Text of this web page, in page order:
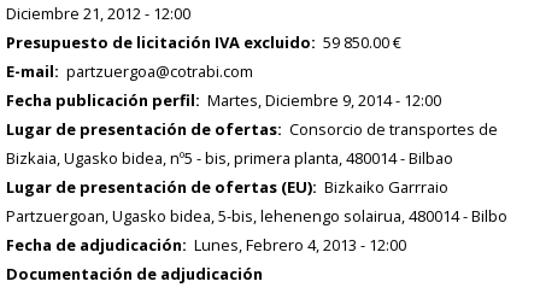
Diciembre 21, 2012 - 12:00
Presupuesto de licitación IVA excluido
59 850.00 €
E-mail
partzuergoa@cotrabi.com
Fecha publicación perfil
Martes, Diciembre 9, 2014 - 12:00
Lugar de presentación de ofertas Consorcio de transportes de
Bizkaia, Ugasko bidea, nº5 - bis, primera planta, 480014 - Bilbao
Lugar de presentación de ofertas (EU) Bizkaiko Garrraio
Partzuergoan, Ugasko bidea, 5-bis, lehenengo solairua, 480014 - Bilbo
Fecha de adjudicación
Lunes, Febrero 4, 2013 - 12:00
Documentación de adjudicación